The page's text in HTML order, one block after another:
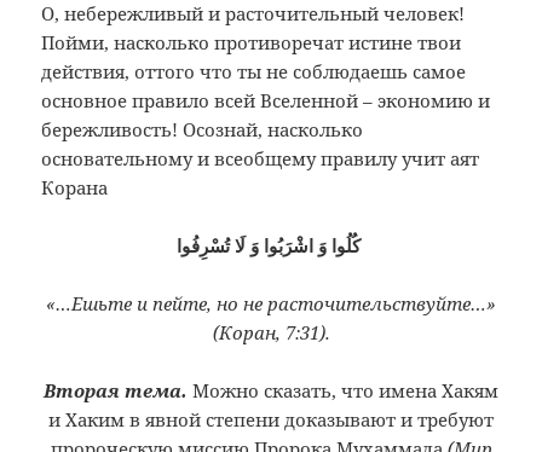
О, небережливый и расточительный человек!
Пойми, насколько противоречат истине твои
действия, оттого что ты не соблюдаешь самое
основное правило всей Вселенной – экономию и
бережливость! Осознай, насколько
основательному и всеобщему правилу учит аят
Корана
كُلُوا وَ اشْرَبُوا وَ لَا تُسْرِفُوا
«…Ешьте и пейте, но не расточительствуйте…»
(Коран, 7:31).
Вторая тема. Можно сказать, что имена Хакям
и Хаким в явной степени доказывают и требуют